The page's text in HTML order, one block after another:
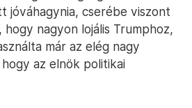
jóváhagynia, cserébe viszont
nagyon lojális Trumphoz,
már az elég nagy
az elnök politikai